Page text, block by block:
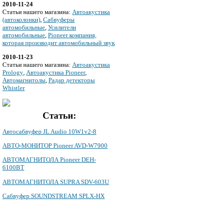
2010-11-24
Cтатьи нашего магазина: Автоакустика
(автоколонки), Сабвуферы
автомобильные, Усилители
автомобильные, Pioneer компания,
которая производит автомобильный звук
2010-11-23
Cтатьи нашего магазина: Автоакустика
Prology, Автоакустика Pioneer,
Автомагнитолы, Радар детекторы
Whistler
Статьи:
Автосабвуфер JL Audio 10W1v2-8
АВТО-МОНИТОР Pioneer AVD-W7900
АВТОМАГНИТОЛА Pioneer DEH-
6100BT
АВТОМАГНИТОЛА SUPRA SDV-603U
Сабвуфер SOUNDSTREAM SPLX-HX